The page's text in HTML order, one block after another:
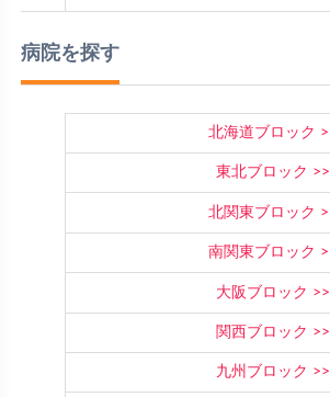
病院を探す
北海道ブロック
東北ブロック
北関東ブロック
南関東ブロック
大阪ブロック
関西ブロック
九州ブロック